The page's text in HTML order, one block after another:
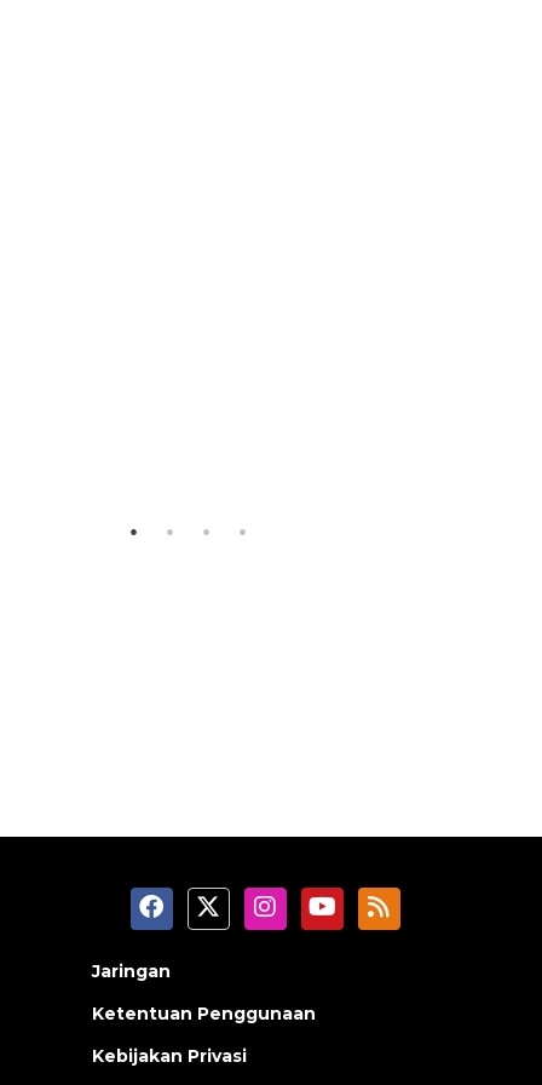
Jaringan
Ketentuan Penggunaan
Kebijakan Privasi